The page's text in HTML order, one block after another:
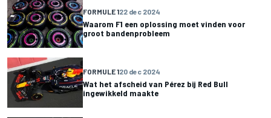
FORMULE 122 dec 2024
Waarom F1 een oplossing moet vinden voor
groot bandenprobleem
FORMULE 120 dec 2024
Wat het afscheid van Pérez bij Red Bull
ingewikkeld maakte